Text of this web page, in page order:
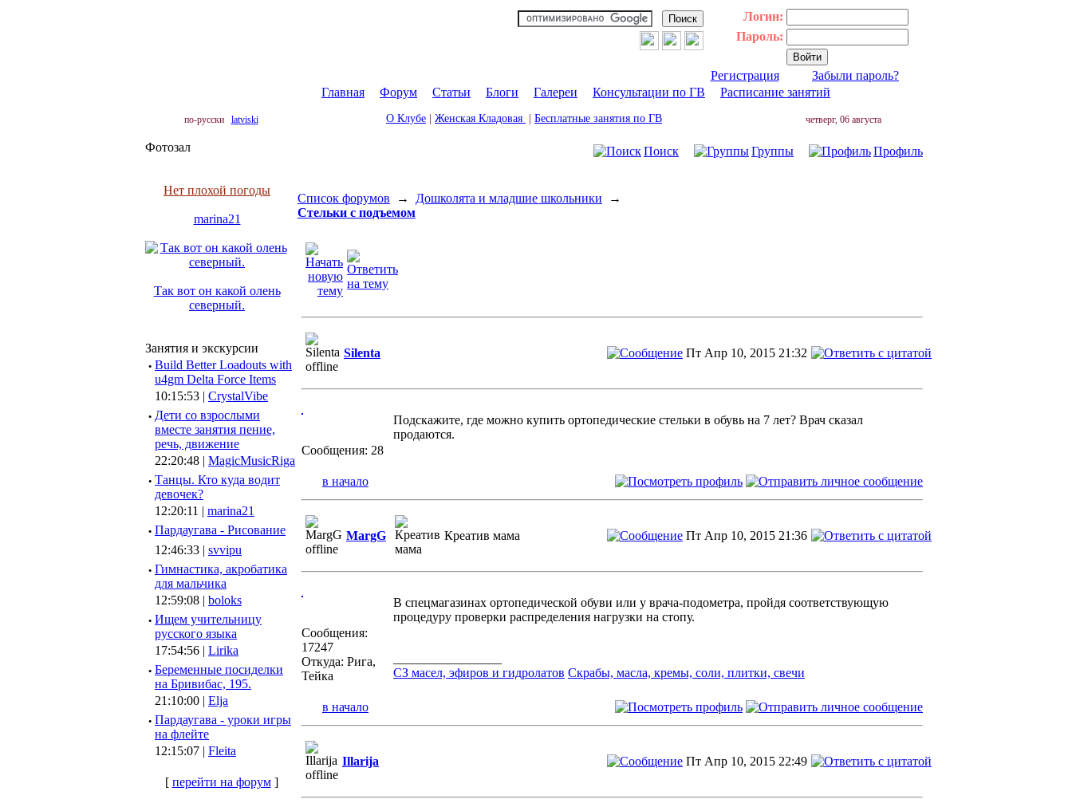
Логин:
Пароль:
Регистрация
Забыли пароль?
Главная
Форум Статьи Блоги Галереи Консультации по ГВ Расписание занятий
по-русски latviski О Клубе Женская Кладовая Бесплатные занятия по ГВ четверг, 06 августа
Фотозал
Нет плохой погоды
marina21
Так вот он какой олень
северный.
Занятия и экскурсии
· Build Better Loadouts with
u4gm Delta Force Items
10:15:53 | CrystalVibe
· Дети со взрослыми
вместе занятия пение,
речь, движение
22:20:48 | MagicMusicRiga
· Танцы. Кто куда водит
девочек?
12:20:11 | marina21
· Пардаугава - Рисование
12:46:33 | svvipu
· Гимнастика, акробатика
для мальчика
12:59:08 | boloks
· Ищем учительницу
русского языка
17:54:56 | Lirika
· Беременные посиделки
на Бривибас, 195.
21:10:00 | Elja
· Пардаугава - уроки игры
на флейте
12:15:07 | Fleita
[ перейти на форум]
Поиск Группы Профиль
Список форумов → Дошколята и младшие школьники →
Стельки с подъемом
Silenta Пт Апр 10, 2015 21:32
Сообщения: 28
Подскажите, где можно купить ортопедические стельки в обувь на 7 лет? Врач сказал
продаются.
в начало
MargG Креатив мама Пт Апр 10, 2015 21:36
Сообщения:
17247
Откуда: Рига,
Тейка
В спецмагазинах ортопедической обуви или у врача-подометра, пройдя соответствующую
процедуру проверки распределения нагрузки на стопу.
СЗ масел, эфиров и гидролатов Cкрабы, масла, кремы, соли, плитки, свечи
в начало
Illarija Пт Апр 10, 2015 22:49